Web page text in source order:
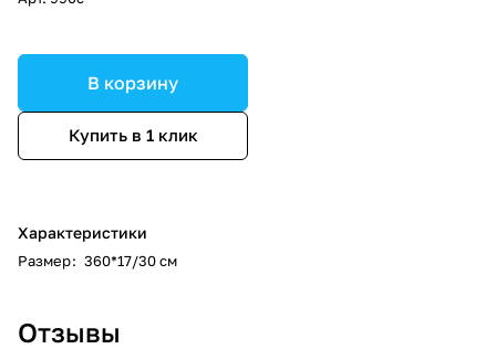
В корзину
Купить в 1 клик
Характеристики
Размер: 360*17/30 см
Отзывы